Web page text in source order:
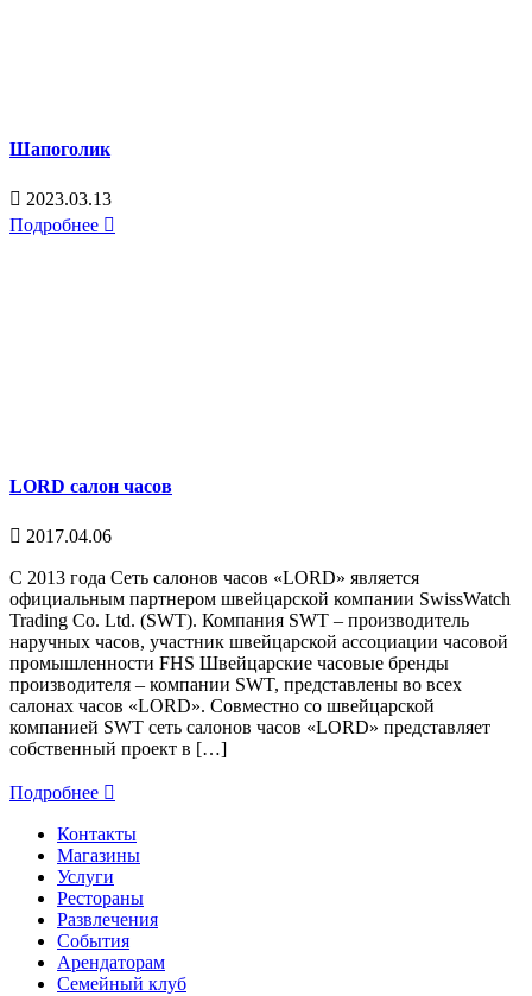
Шапоголик
2023.03.13
Подробнее
LORD салон часов
2017.04.06
С 2013 года Сеть салонов часов «LORD» является
официальным партнером швейцарской компании SwissWatch
Trading Co. Ltd. (SWT). Компания SWT – производитель
наручных часов, участник швейцарской ассоциации часовой
промышленности FHS Швейцарские часовые бренды
производителя – компании SWT, представлены во всех
салонах часов «LORD». Совместно со швейцарской
компанией SWT сеть салонов часов «LORD» представляет
собственный проект в […]
Подробнее
Контакты
Магазины
Услуги
Рестораны
Развлечения
События
Арендаторам
Семейный клуб